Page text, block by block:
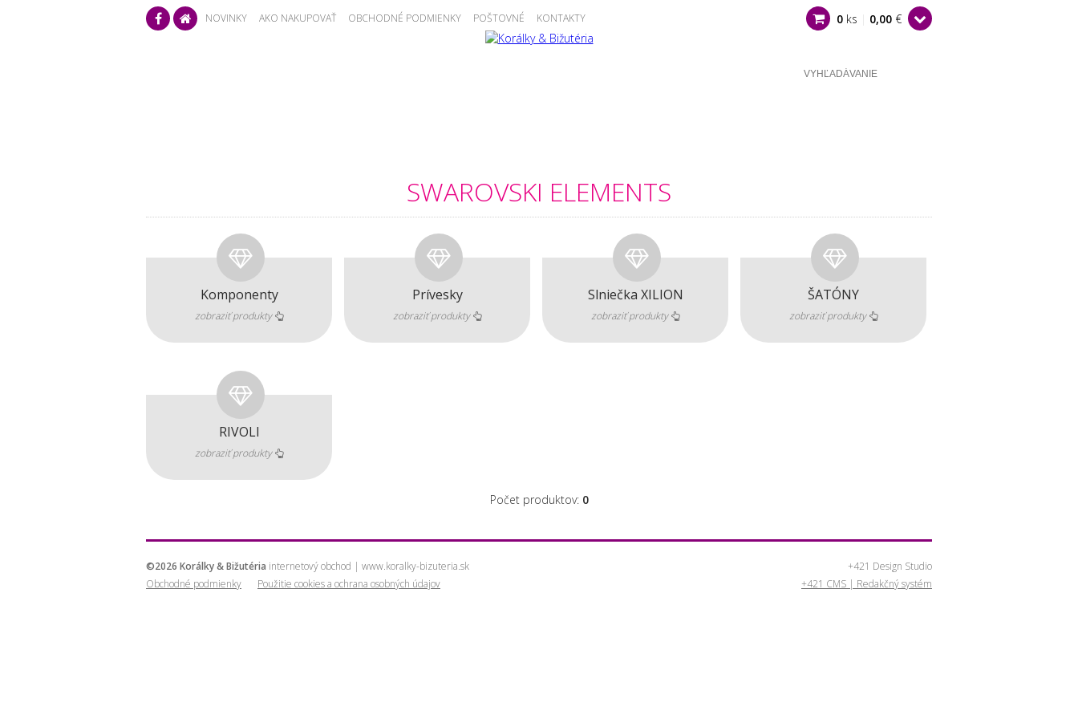
NOVINKY AKO NAKUPOVAŤ OBCHODNÉ PODMIENKY POŠTOVNÉ KONTAKTY 0 ks 0,00 €
SWAROVSKI ELEMENTS
Komponenty
zobraziť produkty
Prívesky
zobraziť produkty
Slniečka XILION
zobraziť produkty
ŠATÓNY
zobraziť produkty
RIVOLI
zobraziť produkty
Počet produktov: 0
©2026 Korálky & Bižutéria internetový obchod | www.koralky-bizuteria.sk
Obchodné podmienky
Použitie cookies a ochrana osobných údajov
+421 Design Studio
+421 CMS | Redakčný systém